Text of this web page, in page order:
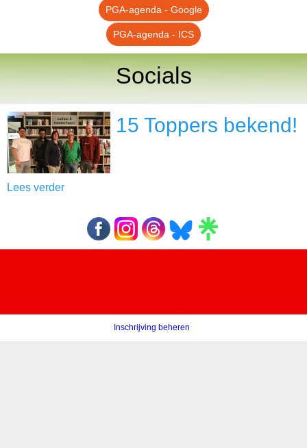
PGA-agenda - Google
PGA-agenda - ICS
Socials
15 Toppers bekend!
Lees verder
Inschrijving beheren